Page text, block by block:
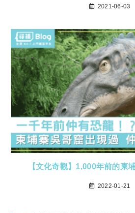
2021-06-03
【文化奇觀】1,000年前的柬
2022-01-21